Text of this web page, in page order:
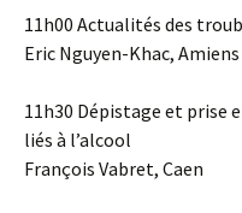
11h00 Actualités des
Eric Nguyen-Khac, Amiens
11h30 Dépistage et prise
liés à l’alcool
François Vabret, Caen